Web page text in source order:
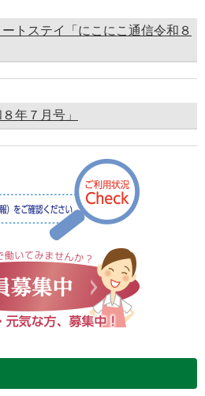
トステイ「にこにこ通信令和８
年７月号」